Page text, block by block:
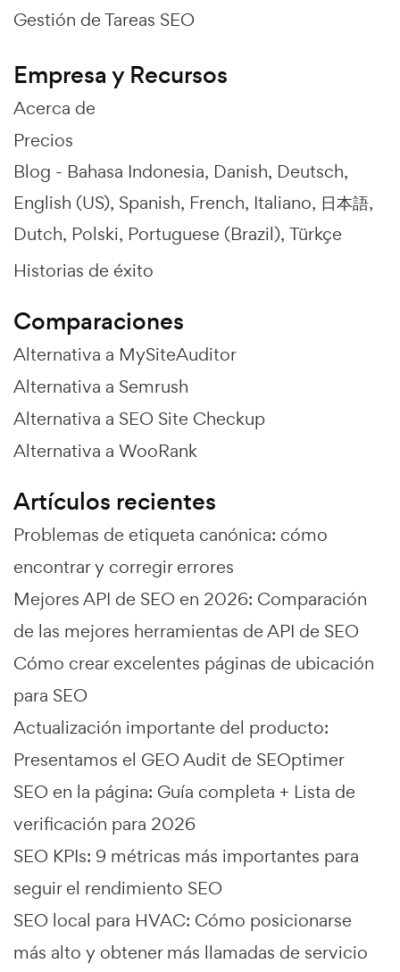
Gestión de Tareas SEO
Empresa y Recursos
Acerca de
Precios
Blog - Bahasa Indonesia Danish Deutsch
English (US) Spanish French Italiano 日本語
Dutch Polski Portuguese (Brazil) Türkçe
Historias de éxito
Comparaciones
Alternativa a MySiteAuditor
Alternativa a Semrush
Alternativa a SEO Site Checkup
Alternativa a WooRank
Artículos recientes
Problemas de etiqueta canónica: cómo
encontrar y corregir errores
Mejores API de SEO en 2026: Comparación
de las mejores herramientas de API de SEO
Cómo crear excelentes páginas de ubicación
para SEO
Actualización importante del producto:
Presentamos el GEO Audit de SEOptimer
SEO en la página: Guía completa + Lista de
verificación para 2026
SEO KPIs: 9 métricas más importantes para
seguir el rendimiento SEO
SEO local para HVAC: Cómo posicionarse
más alto y obtener más llamadas de servicio